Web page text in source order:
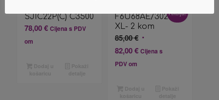
SJIC22P(C) C3500
78,00€ Cijena s PDV
om
F6U68AE/302BK
XL- 2 kom
85,00€ Izvorna
cijena
82,00€Trenutna
Cijena s
PDV om
Akcija!